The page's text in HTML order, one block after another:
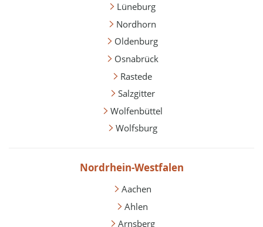
Lüneburg
Nordhorn
Oldenburg
Osnabrück
Rastede
Salzgitter
Wolfenbüttel
Wolfsburg
Nordrhein-Westfalen
Aachen
Ahlen
Arnsberg